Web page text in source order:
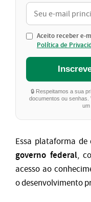
Aceito receber e-
Política de
🔒 Respeitamos a sua
documentos ou senhas.
um
Essa plataforma
governo federal,
acesso ao
o desenvolvimento